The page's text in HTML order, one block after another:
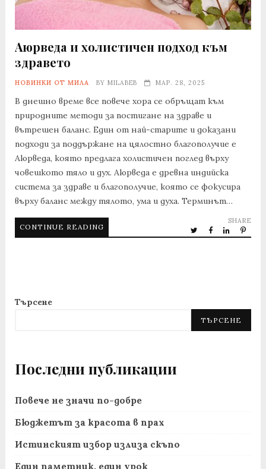
Аюрведа и холистичен подход към
здравето
НОВИНКИ ОТ МИЛА BY MILABEB МАР. 28, 2025
В днешно време все повече хора се обръщат към
природните методи за постигане на здраве и
вътрешен баланс. Един от най-старите и доказани
подходи за поддържане на цялостно благополучие е
Аюрведа, която предлага холистичен поглед върху
човешкото тяло и дух. Аюрведа е древна индийска
система за здраве и благополучие, която се фокусира
върху баланс между тялото, ума и духа. Терминът…
CONTINUE READING
SHARE
Търсене
ТЪРСЕНЕ
Последни публикации
Повече не значи по-добре
Бюджетът за красота в прах
Истинският избор излиза скъпо
Един паметник, един урок